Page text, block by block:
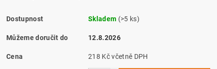
Dostupnost Skladem (>5 ks)
Můžeme doručit do 12.8.2026
Cena 218 Kč včetně DPH